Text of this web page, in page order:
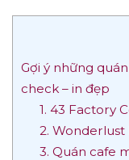
Gợi ý những
check – in đẹp
1. 43 Factory
2. Wonderlust
3. Quán cafe